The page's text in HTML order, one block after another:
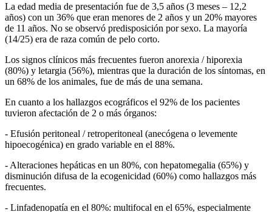
La edad media de presentación fue de 3,5 años (3 meses – 12,2
años) con un 36% que eran menores de 2 años y un 20% mayores
de 11 años. No se observó predisposición por sexo. La mayoría
(14/25) era de raza común de pelo corto.
Los signos clínicos más frecuentes fueron anorexia / hiporexia
(80%) y letargia (56%), mientras que la duración de los síntomas, en
un 68% de los animales, fue de más de una semana.
En cuanto a los hallazgos ecográficos el 92% de los pacientes
tuvieron afectación de 2 o más órganos:
- Efusión peritoneal / retroperitoneal (anecógena o levemente
hipoecogénica) en grado variable en el 88%.
- Alteraciones hepáticas en un 80%, con hepatomegalia (65%) y
disminución difusa de la ecogenicidad (60%) como hallazgos más
frecuentes.
- Linfadenopatía en el 80%: multifocal en el 65%, especialmente